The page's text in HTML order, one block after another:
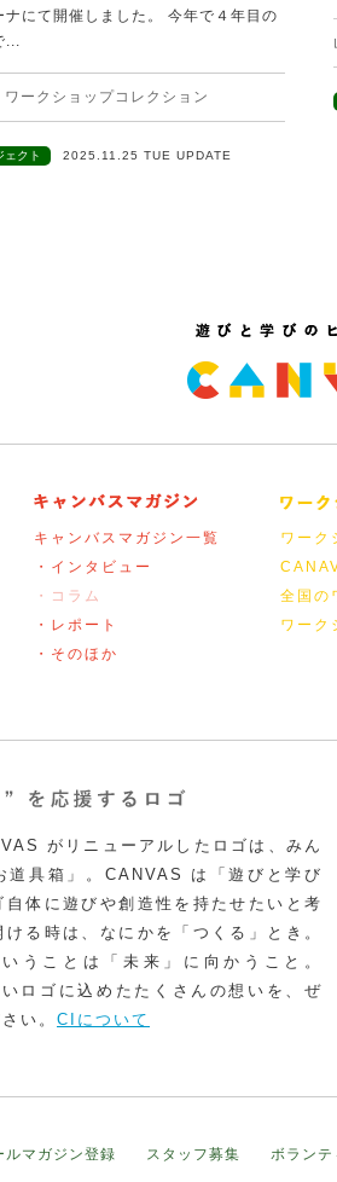
ナにて開催しました。 今年で４年目の
...
ワークショップコレクション
ェクト 2025.11.25 TUE UPDATE
キャンバスマガジン一覧
・インタビュー
・コラム
・レポート
・そのほか
ワーク
全国の
ワーク
がリニューアルしたロゴは、みん
道具箱」。CANVAS は「遊びと学び
体に遊びや創造性を持たせたいと考
る時は、なにかを「つくる」とき。
うことは「未来」に向かうこと。
ロゴに込めたたくさんの想いを、ぜ
い。 CIについて
ルマガジン登録 スタッフ募集 ボランテ